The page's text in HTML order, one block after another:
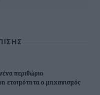
περιθώριο
ετοιμότητα ο μηχανισμός